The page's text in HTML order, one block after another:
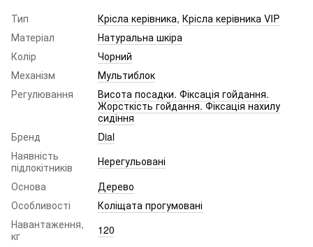
Тип Крісла керівника, Крісла керівника VIP
Матеріал
Натуральна шкіра
Колір
Чорний
Механізм
Мультиблок
Регулювання
Висота посадки. Фіксація гойдання.
Жорсткість гойдання. Фіксація нахилу
сидіння
Бренд
Dial
Наявність
підлокітників
Нерегульовані
Основа
Дерево
Особливості
Коліщата прогумовані
Навантаження,
кг
120